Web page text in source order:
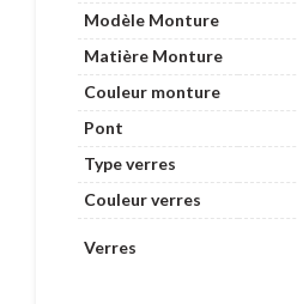
Modèle Monture
Matière Monture
Couleur monture
Pont
Type verres
Couleur verres
Verres